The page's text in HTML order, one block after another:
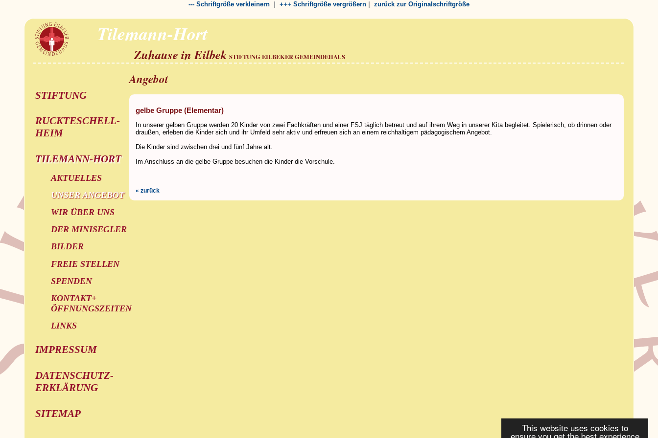
This website uses cookies to
--- Schriftgröße verkleinern | +++ Schriftgröße vergrößern | zurück zur Originalschriftgröße
Tilemann-Hort
Zuhause in Eilbek STIFTUNG EILBEKER GEMEINDEHAUS
STIFTUNG
RUCKTESCHELL-
HEIM
TILEMANN-HORT
AKTUELLES
UNSER ANGEBOT
WIR ÜBER UNS
DER MINISEGLER
BILDER
FREIE STELLEN
SPENDEN
KONTAKT+
ÖFFNUNGSZEITEN
LINKS
IMPRESSUM
DATENSCHUTZ-
ERKLÄRUNG
SITEMAP
Angebot
gelbe Gruppe (Elementar)
In unserer gelben Gruppe werden 20 Kinder von zwei Fachkräften und einer FSJ täglich betreut und auf ihrem Weg in unserer Kita begleitet. Spielerisch, ob drinnen oder
draußen, erleben die Kinder sich und ihr Umfeld sehr aktiv und erfreuen sich an einem reichhaltigem pädagogischem Angebot.
Die Kinder sind zwischen drei und fünf Jahre alt.
Im Anschluss an die gelbe Gruppe besuchen die Kinder die Vorschule.
« zurück